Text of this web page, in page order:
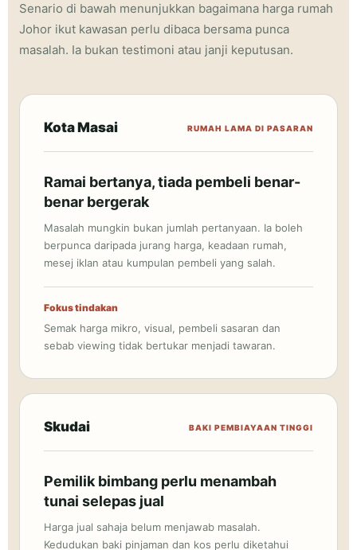
Senario di bawah menunjukkan bagaimana harga rumah
Johor ikut kawasan perlu dibaca bersama punca
masalah. Ia bukan testimoni atau janji keputusan.
Kota Masai RUMAH LAMA DI PASARAN
Ramai bertanya, tiada pembeli benar-
benar bergerak
Masalah mungkin bukan jumlah pertanyaan. Ia boleh
berpunca daripada jurang harga, keadaan rumah,
mesej iklan atau kumpulan pembeli yang salah.
Fokus tindakan
Semak harga mikro, visual, pembeli sasaran dan
sebab viewing tidak bertukar menjadi tawaran.
Skudai BAKI PEMBIAYAAN TINGGI
Pemilik bimbang perlu menambah
tunai selepas jual
Harga jual sahaja belum menjawab masalah.
Kedudukan baki pinjaman dan kos perlu diketahui